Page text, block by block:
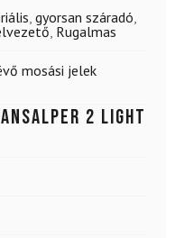
, gyorsan száradó,
, Rugalmas
mosási jelek
2 Light